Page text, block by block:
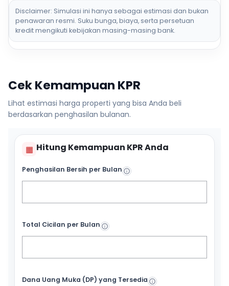
Disclaimer: Simulasi ini hanya sebagai estimasi dan bukan
penawaran resmi. Suku bunga, biaya, serta persetuan
kredit mengikuti kebijakan masing-masing bank.
Cek Kemampuan KPR
Lihat estimasi harga properti yang bisa Anda beli
berdasarkan penghasilan bulanan.
▦ Hitung Kemampuan KPR Anda
Penghasilan Bersih per Bulan
Total Cicilan per Bulan
Dana Uang Muka (DP) yang Tersedia